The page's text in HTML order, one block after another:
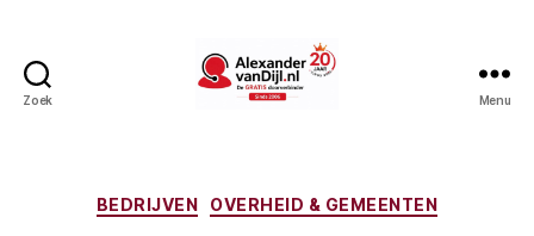
Zoek Menu
Categorieën
BEDRIJVEN OVERHEID & GEMEENTEN